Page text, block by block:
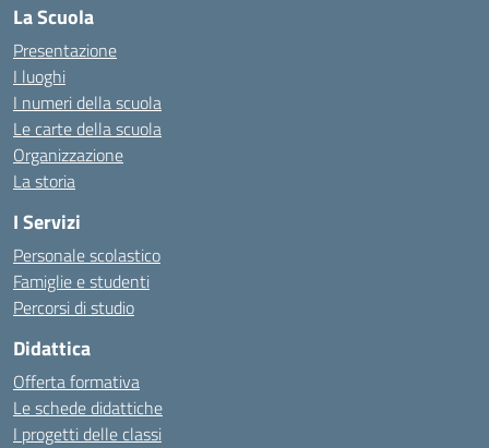
La Scuola
Presentazione
I luoghi
I numeri della scuola
Le carte della scuola
Organizzazione
La storia
I Servizi
Personale scolastico
Famiglie e studenti
Percorsi di studio
Didattica
Offerta formativa
Le schede didattiche
I progetti delle classi